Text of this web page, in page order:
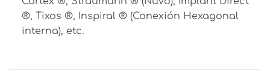
®, Tixos ®, Inspiral ® (Conexión Hexagonal
interna), etc.